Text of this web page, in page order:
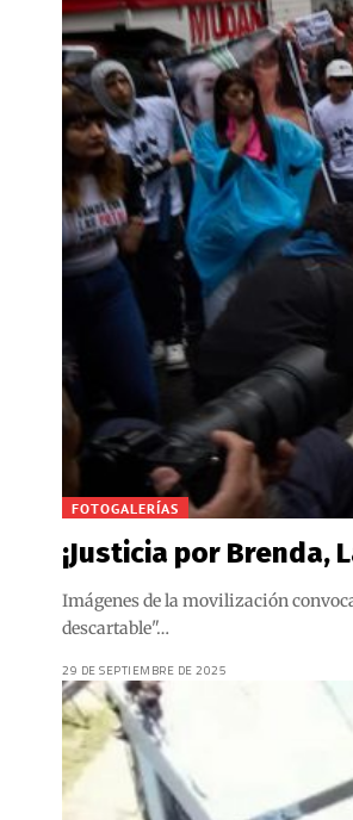
FOTOGALERÍAS
¡Justicia por Brenda,
Imágenes de la movilización
descartable"…
29 DE SEPTIEMBRE DE 2025